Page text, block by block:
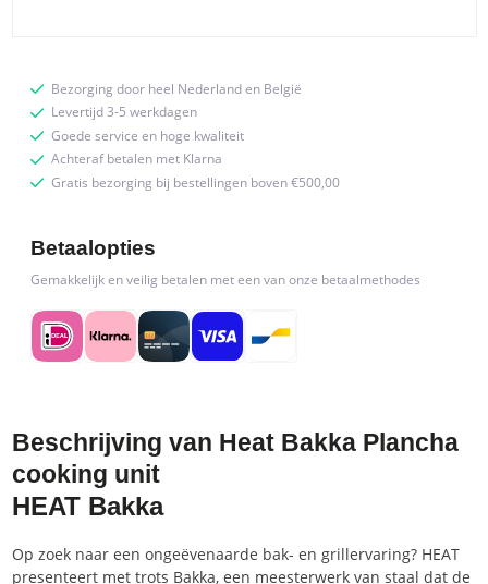
Bezorging door heel Nederland en België
Levertijd 3-5 werkdagen
Goede service en hoge kwaliteit
Achteraf betalen met Klarna
Gratis bezorging bij bestellingen boven €500,00
Betaalopties
Gemakkelijk en veilig betalen met een van onze betaalmethodes
Beschrijving van Heat Bakka Plancha
cooking unit
HEAT Bakka
Op zoek naar een ongeëvenaarde bak- en grillervaring? HEAT
presenteert met trots Bakka, een meesterwerk van staal dat de